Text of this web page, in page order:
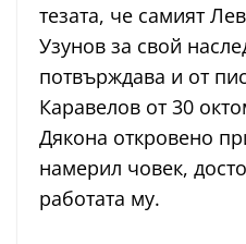
тезата, че самият
Узунов за свой
потвърждава и от
Каравелов от 30
Дякона откровено
намерил човек,
работата му.